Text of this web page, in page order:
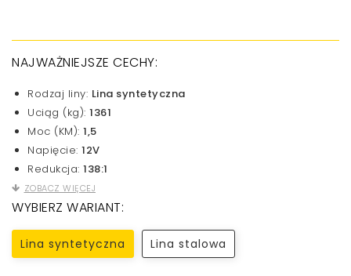
NAJWAŻNIEJSZE CECHY:
Rodzaj liny: Lina syntetyczna
Uciąg (kg): 1361
Moc (KM): 1,5
Napięcie: 12V
Redukcja: 138:1
ZOBACZ WIĘCEJ
WYBIERZ WARIANT:
Lina syntetyczna Lina stalowa